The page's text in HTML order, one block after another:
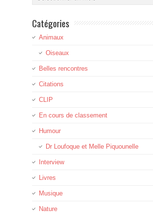
Catégories
Animaux
Oiseaux
Belles rencontres
Citations
CLIP
En cours de classement
Humour
Dr Loufoque et Melle Piquounelle
Interview
Livres
Musique
Nature